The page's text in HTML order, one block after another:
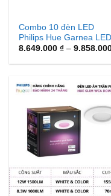
Combo 10 đèn LED
Philips Hue Garnea LED
Downlight White
8.649.000₫ –